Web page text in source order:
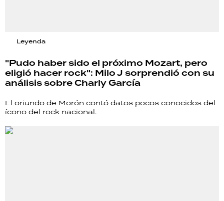
Leyenda
"Pudo haber sido el próximo Mozart, pero
eligió hacer rock": Milo J sorprendió con su
análisis sobre Charly García
El oriundo de Morón contó datos pocos conocidos del
ícono del rock nacional.